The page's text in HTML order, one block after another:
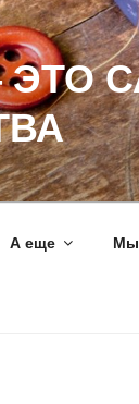
А еще Мы